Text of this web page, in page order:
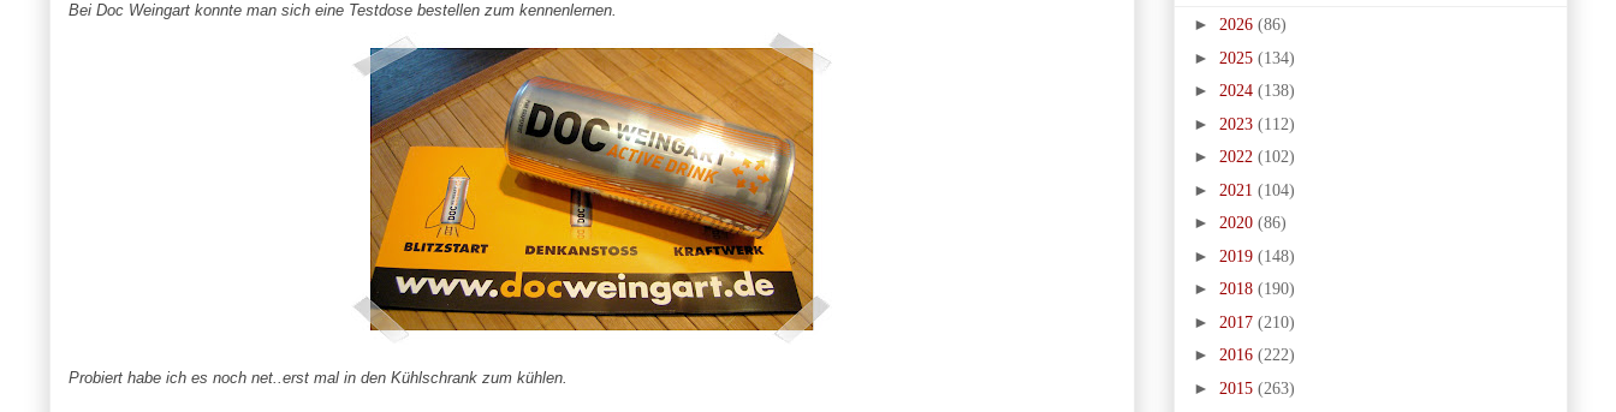
Bei Doc Weingart konnte man sich eine Testdose bestellen zum kennenlernen.
Probiert habe ich es noch net..erst mal in den Kühlschrank zum kühlen.
► 2026 (86)
► 2025 (134)
► 2024 (138)
► 2023 (112)
► 2022 (102)
► 2021 (104)
► 2020 (86)
► 2019 (148)
► 2018 (190)
► 2017 (210)
► 2016 (222)
► 2015 (263)